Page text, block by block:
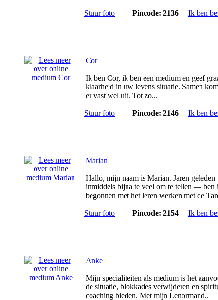
Stuur foto Pincode: 2136 Ik ben
Cor
Ik ben Cor, ik ben een medium en geef
klaarheid in uw levens situatie. Samen
er vast wel uit. Tot zo...
Stuur foto Pincode: 2146 Ik ben
Marian
Hallo, mijn naam is Marian. Jaren
inmiddels bijna te veel om te tellen — ben
begonnen met het leren werken met de
Stuur foto Pincode: 2154 Ik ben
Anke
Mijn specialiteiten als medium is het
de situatie, blokkades verwijderen en
coaching bieden. Met mijn Lenormand..